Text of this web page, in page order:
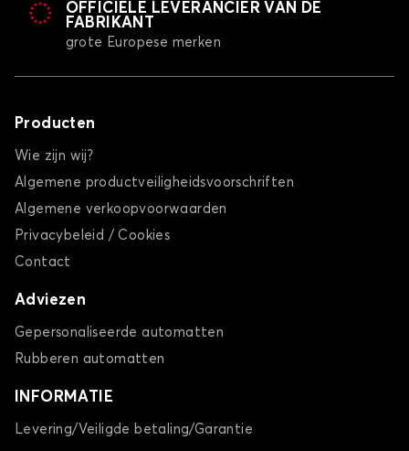
OFFICIËLE LEVERANCIER VAN DE
FABRIKANT
grote Europese merken
Producten
Wie zijn wij?
Algemene productveiligheidsvoorschriften
Algemene verkoopvoorwaarden
Privacybeleid / Cookies
Contact
Adviezen
Gepersonaliseerde automatten
Rubberen automatten
INFORMATIE
Levering/Veiligde betaling/Garantie